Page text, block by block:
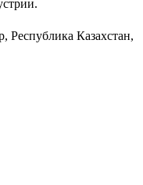
Республика Казахстан,